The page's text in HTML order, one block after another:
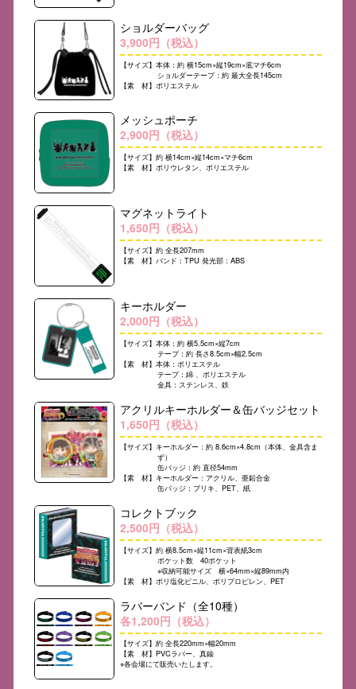
ショルダーバッグ
3,900円（税込）
【サイズ】本体：約 横15cm×縦19cm×底マチ6cm
ショルダーテープ：約 最大全長145cm
【素 材】ポリエステル
メッシュポーチ
2,900円（税込）
【サイズ】約 横14cm×縦14cm×マチ6cm
【素 材】ポリウレタン、ポリエステル
マグネットライト
1,650円（税込）
【サイズ】約 全長207mm
【素 材】バンド：TPU 発光部：ABS
キーホルダー
2,000円（税込）
【サイズ】本体：約 横5.5cm×縦7cm
テープ：約 長さ8.5cm×幅2.5cm
【素 材】本体：ポリエステル
テープ：綿 、ポリエステル
金具：ステンレス、鉄
アクリルキーホルダー＆缶バッジセット
1,650円（税込）
【サイズ】キーホルダー：約 8.6cm×4.8cm（本体、金具含ま
ず）
缶バッジ：約 直径54mm
【素 材】キーホルダー：アクリル、亜鉛合金
缶バッジ：ブリキ、PET、紙
コレクトブック
2,500円（税込）
【サイズ】約 横8.5cm×縦11cm×背表紙3cm
ポケット数 40ポケット
※収納可能サイズ 横×64mm×縦89mm内
【素 材】ポリ塩化ビニル、ポリプロピレン、PET
ラバーバンド（全10種）
各1,200円（税込）
【サイズ】約 全長220mm×幅20mm
【素 材】PVCラバー、真鍮
※各会場にて販売いたします。